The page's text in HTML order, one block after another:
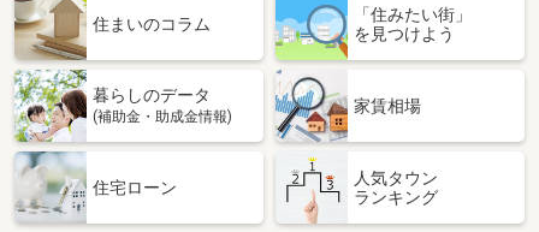
住まいのコラム
「住みたい街」
を見つけよう
暮らしのデータ
(補助金・助成金情報)
家賃相場
住宅ローン
人気タウン
ランキング